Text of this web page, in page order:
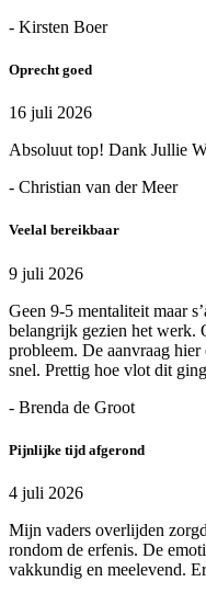
- Kirsten Boer
Oprecht goed
16 juli 2026
Absoluut top! Dank Jullie
- Christian van der Meer
Veelal bereikbaar
9 juli 2026
Geen 9-5 mentaliteit maar
belangrijk gezien het werk.
probleem. De aanvraag
snel. Prettig hoe vlot dit
- Brenda de Groot
Pijnlijke tijd afgerond
4 juli 2026
Mijn vaders overlijden
rondom de erfenis. De
vakkundig en meelevend.